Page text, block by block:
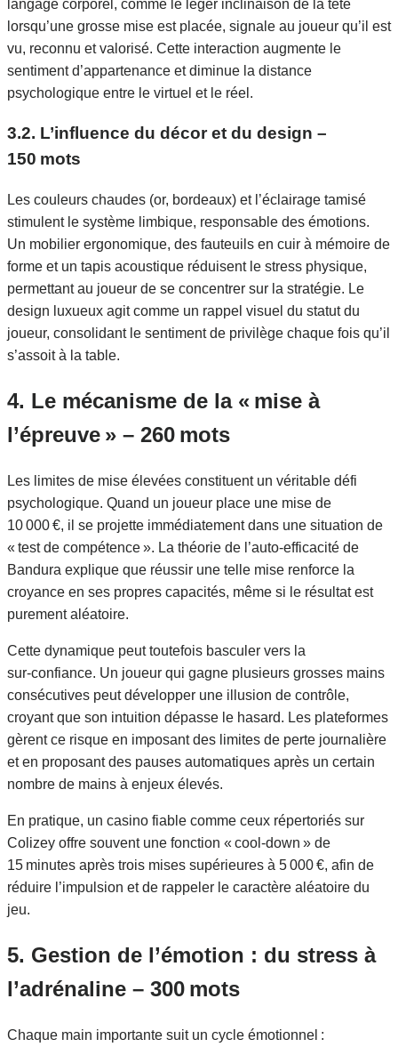
langage corporel, comme le léger inclinaison de la tête
lorsqu’une grosse mise est placée, signale au joueur qu’il est
vu, reconnu et valorisé. Cette interaction augmente le
sentiment d’appartenance et diminue la distance
psychologique entre le virtuel et le réel.
3.2. L’influence du décor et du design –
150 mots
Les couleurs chaudes (or, bordeaux) et l’éclairage tamisé
stimulent le système limbique, responsable des émotions.
Un mobilier ergonomique, des fauteuils en cuir à mémoire de
forme et un tapis acoustique réduisent le stress physique,
permettant au joueur de se concentrer sur la stratégie. Le
design luxueux agit comme un rappel visuel du statut du
joueur, consolidant le sentiment de privilège chaque fois qu’il
s’assoit à la table.
4. Le mécanisme de la « mise à
l’épreuve » – 260 mots
Les limites de mise élevées constituent un véritable défi
psychologique. Quand un joueur place une mise de
10 000 €, il se projette immédiatement dans une situation de
« test de compétence ». La théorie de l’auto‑efficacité de
Bandura explique que réussir une telle mise renforce la
croyance en ses propres capacités, même si le résultat est
purement aléatoire.
Cette dynamique peut toutefois basculer vers la
sur‑confiance. Un joueur qui gagne plusieurs grosses mains
consécutives peut développer une illusion de contrôle,
croyant que son intuition dépasse le hasard. Les plateformes
gèrent ce risque en imposant des limites de perte journalière
et en proposant des pauses automatiques après un certain
nombre de mains à enjeux élevés.
En pratique, un casino fiable comme ceux répertoriés sur
Colizey offre souvent une fonction « cool‑down » de
15 minutes après trois mises supérieures à 5 000 €, afin de
réduire l’impulsion et de rappeler le caractère aléatoire du
jeu.
5. Gestion de l’émotion : du stress à
l’adrénaline – 300 mots
Chaque main importante suit un cycle émotionnel :